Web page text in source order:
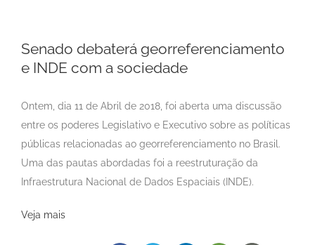
Senado debaterá georreferenciamento
e INDE com a sociedade
Ontem, dia 11 de Abril de 2018, foi aberta uma discussão
entre os poderes Legislativo e Executivo sobre as políticas
públicas relacionadas ao georreferenciamento no Brasil.
Uma das pautas abordadas foi a reestruturação da
Infraestrutura Nacional de Dados Espaciais (INDE).
Veja mais